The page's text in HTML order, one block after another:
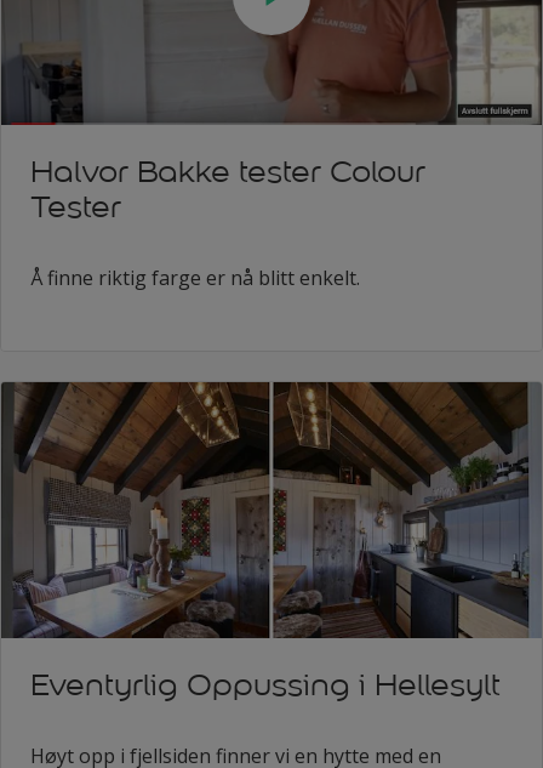
Halvor Bakke tester Colour
Tester
Å finne riktig farge er nå blitt enkelt.
Eventyrlig Oppussing i Hellesylt
Høyt opp i fjellsiden finner vi en hytte med en